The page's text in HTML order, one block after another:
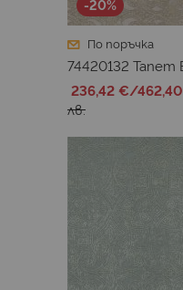
-20%
По поръчка
74420132 Тапет
236,42 €/
лв.